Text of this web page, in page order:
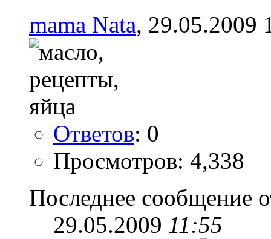
mama Nata, 29.05.2009
Ответов: 0
Просмотров: 4,338
Последнее сообщение
29.05.2009 11:55